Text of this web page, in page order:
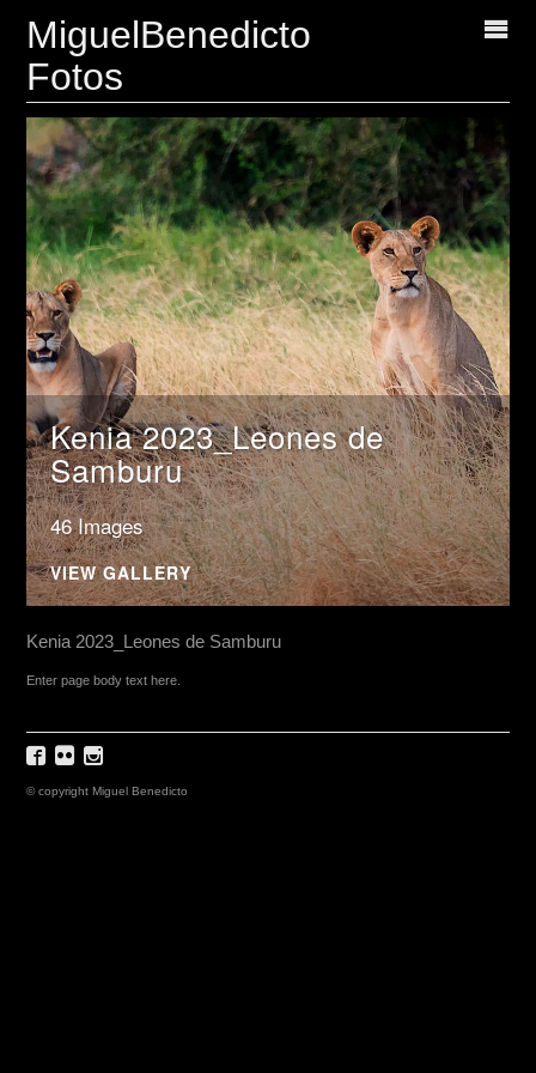
MiguelBenedicto
Fotos
Kenia 2023_Leones de
Samburu
46 Images
VIEW GALLERY
Kenia 2023_Leones de Samburu
Enter page body text here.
© copyright Miguel Benedicto